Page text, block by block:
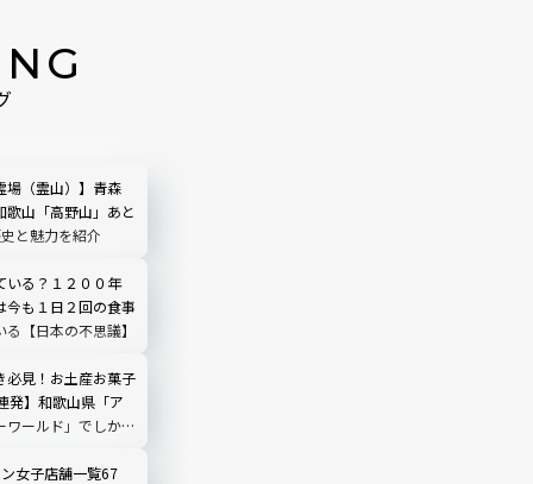
場（霊山）】青森
歌山「高野山」あと
と魅力を紹介
いる？１２００年
今も１日２回の食事
【日本の不思議】
必見！お土産お菓子
発】和歌山県「ア
ワールド」でしか買
女子店舗一覧67